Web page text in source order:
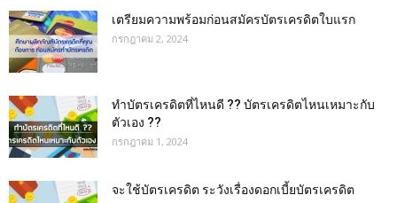
เตรียมความพร้อมก่อนสมัครบัตรเครดิตใบแรก
กรกฎาคม 2, 2024
ทำบัตรเครดิตที่ไหนดี ?? บัตรเครดิตไหนเหมาะกับ
ตัวเอง ??
กรกฎาคม 1, 2024
จะใช้บัตรเครดิต ระวังเรื่องดอกเบี้ยบัตรเครดิต